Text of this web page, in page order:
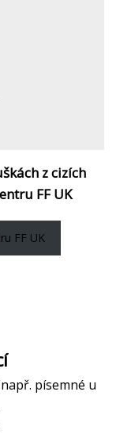
z cizích
FF UK
FF UK
písemné u